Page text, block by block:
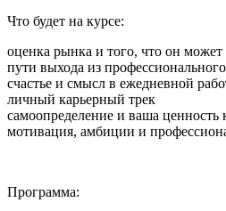
Что будет на курсе:
оценка рынка и того, что он может
пути выхода из
счастье и смысл в ежедневной
личный карьерный трек
самоопределение и ваша ценность
мотивация, амбиции и
Программа: